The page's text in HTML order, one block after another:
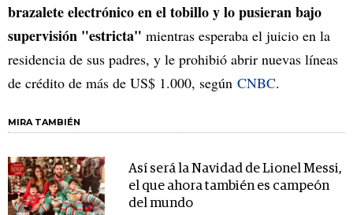
brazalete electrónico en el tobillo y lo pusieran bajo
supervisión "estricta" mientras esperaba el juicio en la
residencia de sus padres, y le prohibió abrir nuevas líneas
de crédito de más de US$ 1.000, según CNBC.
MIRA TAMBIÉN
Así será la Navidad de Lionel Messi,
el que ahora también es campeón
del mundo